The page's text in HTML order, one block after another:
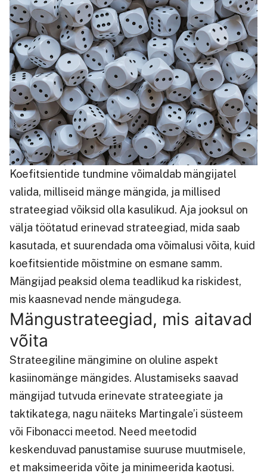
Koefitsientide tundmine võimaldab mängijatel
valida, milliseid mänge mängida, ja millised
strateegiad võiksid olla kasulikud. Aja jooksul on
välja töötatud erinevad strateegiad, mida saab
kasutada, et suurendada oma võimalusi võita, kuid
koefitsientide mõistmine on esmane samm.
Mängijad peaksid olema teadlikud ka riskidest,
mis kaasnevad nende mängudega.
Mängustrateegiad, mis aitavad
võita
Strateegiline mängimine on oluline aspekt
kasiinomänge mängides. Alustamiseks saavad
mängijad tutvuda erinevate strateegiate ja
taktikatega, nagu näiteks Martingale’i süsteem
või Fibonacci meetod. Need meetodid
keskenduvad panustamise suuruse muutmisele,
et maksimeerida võite ja minimeerida kaotusi.